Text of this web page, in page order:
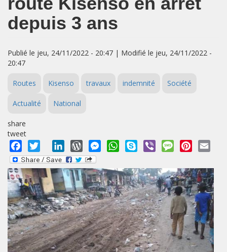
depuis 3 ans
Publié le jeu, 24/11/2022 - 20:47 | Modifié le jeu, 24/11/2022 -
20:47
Routes Kisenso travaux indemnité Société
Actualité National
share
tweet
Facebook
Twitter LinkedInWordPressMessengerWhatsApp
Skype Viber MessagePinterest